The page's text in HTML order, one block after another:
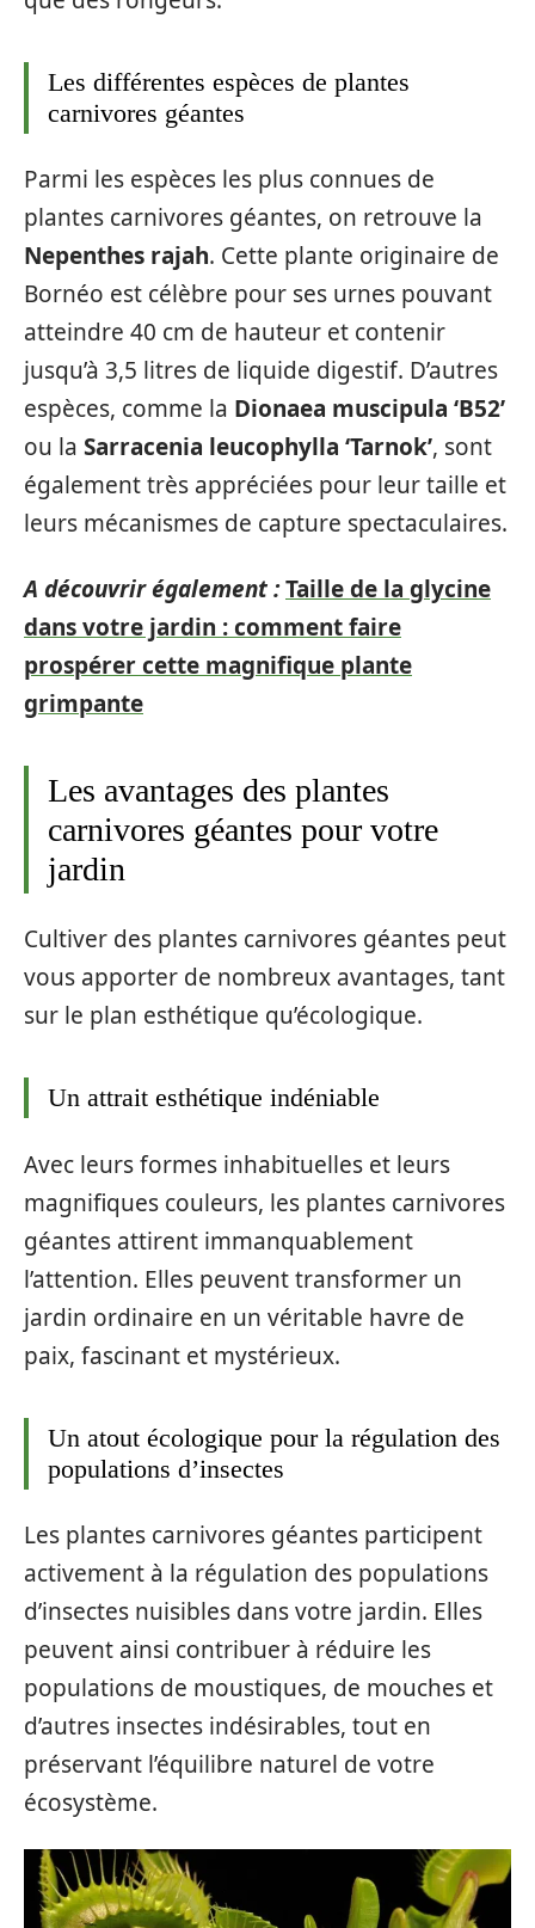
Les différentes espèces de plantes
carnivores géantes
Parmi les espèces les plus connues de
plantes carnivores géantes, on retrouve la
Nepenthes rajah. Cette plante originaire de
Bornéo est célèbre pour ses urnes pouvant
atteindre 40 cm de hauteur et contenir
jusqu’à 3,5 litres de liquide digestif. D’autres
espèces, comme la Dionaea muscipula ‘B52’
ou la Sarracenia leucophylla ‘Tarnok’, sont
également très appréciées pour leur taille et
leurs mécanismes de capture spectaculaires.
A découvrir également :Taille de la glycine
dans votre jardin : comment faire
prospérer cette magnifique plante
grimpante
Les avantages des plantes
carnivores géantes pour votre
jardin
Cultiver des plantes carnivores géantes peut
vous apporter de nombreux avantages, tant
sur le plan esthétique qu’écologique.
Un attrait esthétique indéniable
Avec leurs formes inhabituelles et leurs
magnifiques couleurs, les plantes carnivores
géantes attirent immanquablement
l’attention. Elles peuvent transformer un
jardin ordinaire en un véritable havre de
paix, fascinant et mystérieux.
Un atout écologique pour la régulation des
populations d’insectes
Les plantes carnivores géantes participent
activement à la régulation des populations
d’insectes nuisibles dans votre jardin. Elles
peuvent ainsi contribuer à réduire les
populations de moustiques, de mouches et
d’autres insectes indésirables, tout en
préservant l’équilibre naturel de votre
écosystème.